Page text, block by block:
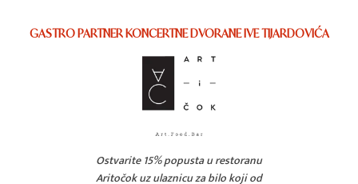
GASTRO PARTNER KONCERTNE DVORANE IVE TIJARDOVIĆA
Ostvarite 15% popusta u restoranu
Aritočok uz ulaznicu za bilo koji od